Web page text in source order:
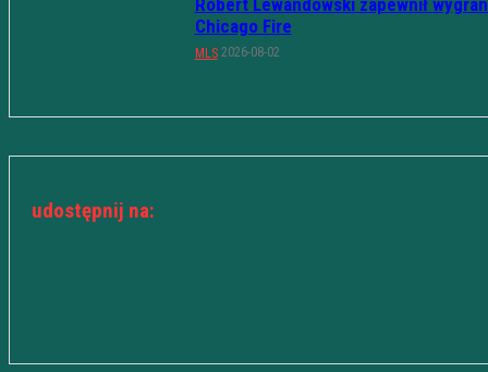
Chicago Fire
MLS 2026-08-02
udostępnij na: